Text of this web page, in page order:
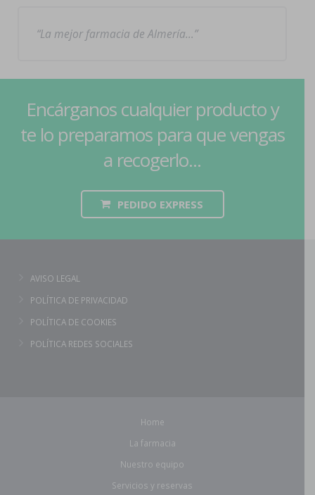
La mejor farmacia de Almería…
Encárganos cualquier producto y
te lo preparamos para que vengas
a recogerlo...
PEDIDO EXPRESS
AVISO LEGAL
POLÍTICA DE PRIVACIDAD
POLÍTICA DE COOKIES
POLÍTICA REDES SOCIALES
Home
La farmacia
Nuestro equipo
Servicios y reservas